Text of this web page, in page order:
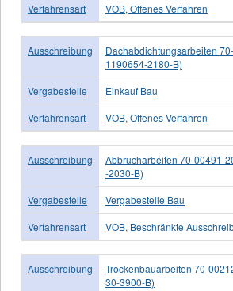
Verfahrensart VOB, Offenes Verfahren
Ausschreibung
Dachabdichtungsarbeiten
1190654-2180-B)
Vergabestelle
Einkauf Bau
Verfahrensart
VOB, Offenes Verfahren
Ausschreibung
Abbrucharbeiten 70-00491-
-2030-B)
Vergabestelle
Vergabestelle Bau
Verfahrensart
VOB, Beschränkte
Ausschreibung
Trockenbauarbeiten 70-
30-3900-B)